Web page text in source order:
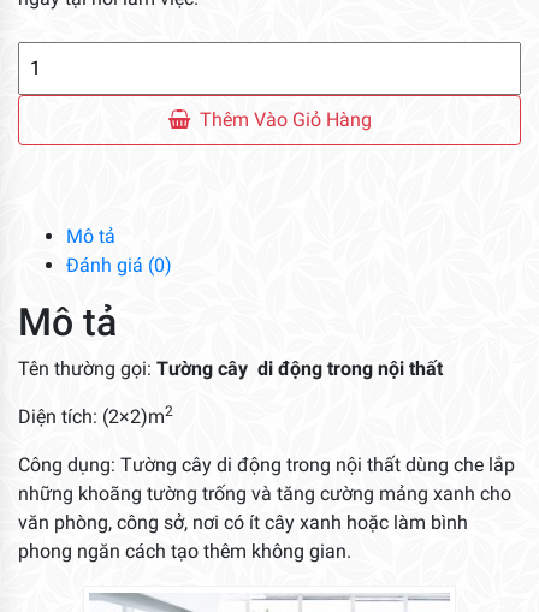
Động
Thêm Vào Giỏ Hàng
Mô tả
Đánh giá (0)
Mô tả
Tên thường gọi: Tường cây di động trong nội thất
Diện tích: (2×2)m2
Công dụng: Tường cây di động trong nội thất dùng che lắp
những khoãng tường trống và tăng cường mảng xanh cho
văn phòng, công sở, nơi có ít cây xanh hoặc làm bình
phong ngăn cách tạo thêm không gian.